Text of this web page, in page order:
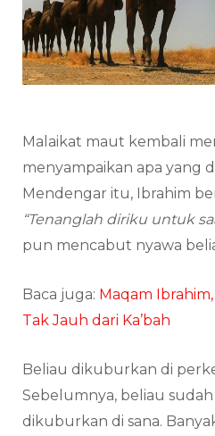
Malaikat maut kembali
menyampaikan apa yang
Mendengar itu, Ibrahim
“Tenanglah diriku untuk
pun mencabut nyawa
Baca juga: Maqam
Tak Jauh dari Ka’bah
Beliau dikuburkan di
Sebelumnya, beliau
dikuburkan di sana.